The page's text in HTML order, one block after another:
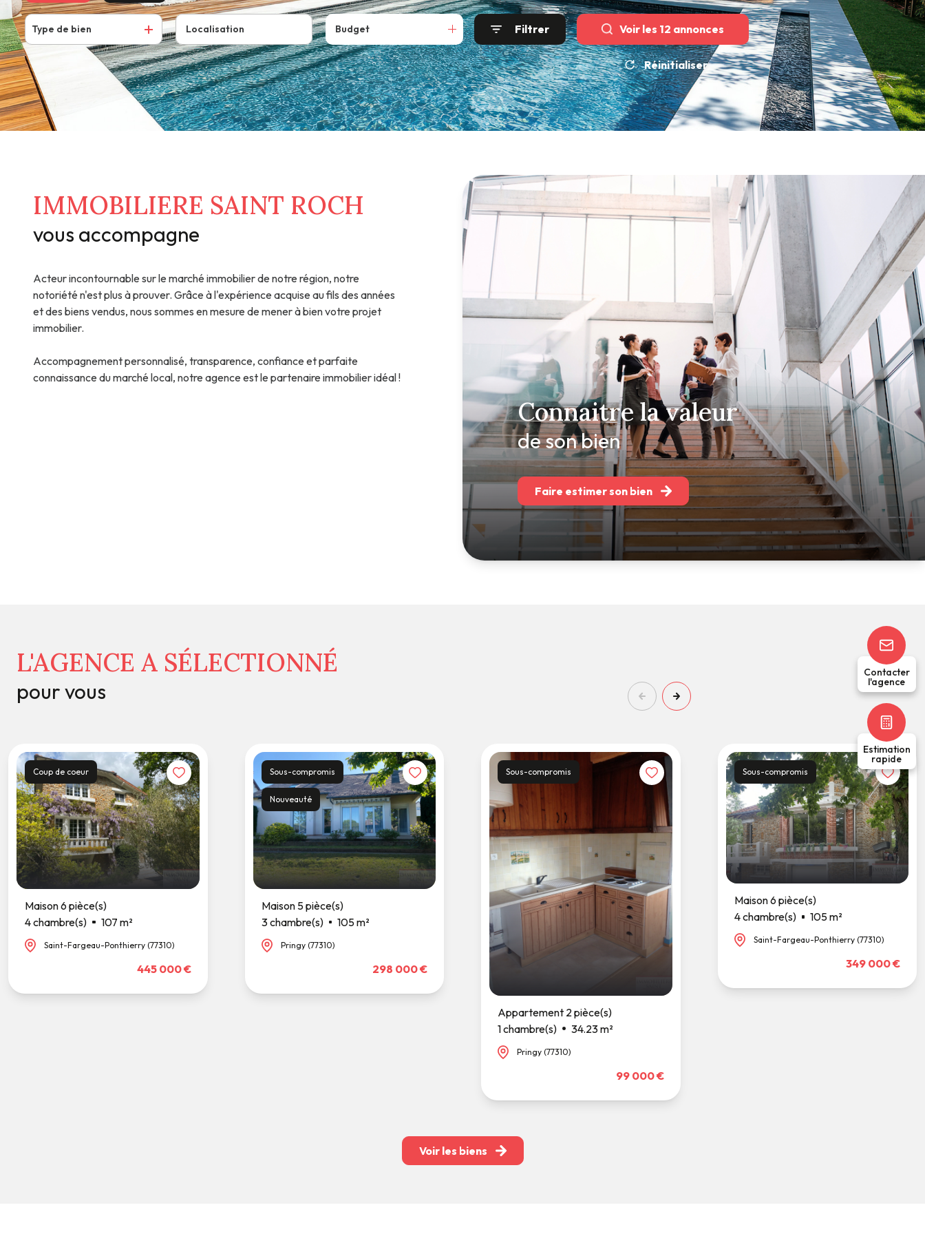
Contact
De l'ancien
De l'immo pro
Type de bien Budget Filtrer Voir les 12 annonces
Réinitialiser
Connaitre la valeur
de son bien
Faire estimer son bien
IMMOBILIERE SAINT ROCH
vous accompagne
Acteur incontournable sur le marché immobilier de notre région, notre
notoriété n'est plus à prouver. Grâce à l'expérience acquise au fils des années
et des biens vendus, nous sommes en mesure de mener à bien votre projet
immobilier.
Accompagnement personnalisé, transparence, confiance et parfaite
connaissance du marché local, notre agence est le partenaire immobilier idéal !
L'AGENCE A SÉLECTIONNÉ
pour vous
Coup de coeur
Maison 6 pièce(s)
4 chambre(s)
107 m²
Saint-Fargeau-Ponthierry (77310)
445 000 €
Sous-compromis
Nouveauté
Maison 5 pièce(s)
3 chambre(s)
105 m²
Pringy (77310)
298 000 €
Sous-compromis
Appartement 2 pièce(s)
1 chambre(s)
34.23 m²
Pringy (77310)
99 000 €
Sous-compromis
Maison 6 pièce(s)
4 chambre(s)
105 m²
Saint-Fargeau-Ponthierry (77310)
349 000 €
Voir les biens
Contacter
l'agence
Estimation
rapide